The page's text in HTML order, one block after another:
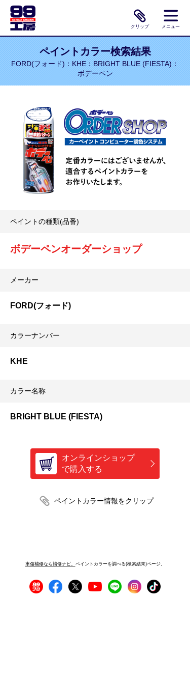
クリップ メニュー
ペイントカラー検索結果
FORD(フォード)：KHE：BRIGHT BLUE (FIESTA)：
ボデーペン
ペイントの種類(品番)
ボデーペンオーダーショップ
メーカー
FORD(フォード)
カラーナンバー
KHE
カラー名称
BRIGHT BLUE (FIESTA)
オンラインショップ
で購入する
車傷補修なら補修ナビ。 ペイントカラーを調べる(検索結果)ページ。